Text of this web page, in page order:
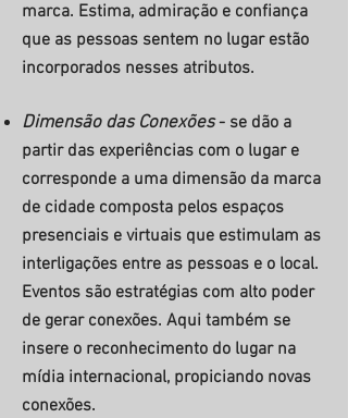
marca. Estima, admiração e confiança
que as pessoas sentem no lugar estão
incorporados nesses atributos.
Dimensão das Conexões- se dão a
partir das experiências com o lugar e
corresponde a uma dimensão da marca
de cidade composta pelos espaços
presenciais e virtuais que estimulam as
interligações entre as pessoas e o local.
Eventos são estratégias com alto poder
de gerar conexões. Aqui também se
insere o reconhecimento do lugar na
mídia internacional, propiciando novas
conexões.